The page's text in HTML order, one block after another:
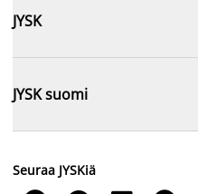
JYSK
JYSK suomi
Seuraa JYSKiä